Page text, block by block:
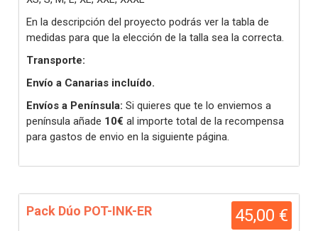
En la descripción del proyecto podrás ver la tabla de
medidas para que la elección de la talla sea la correcta.
Transporte:
Envío a Canarias incluído.
Envíos a Península: Si quieres que te lo enviemos a
península añade 10€ al importe total de la recompensa
para gastos de envio en la siguiente página.
45,00 €
Pack Dúo POT-INK-ER